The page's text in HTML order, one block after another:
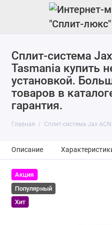
Сплит-система
Tasmania купить
установкой.
товаров в
гарантия.
Главная Сплит-система Jax
Описание
Акция
Популярный
Хит